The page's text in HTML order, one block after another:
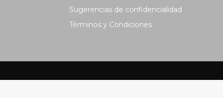
Sugerencias de confidencialidad
Términos y Condiciones